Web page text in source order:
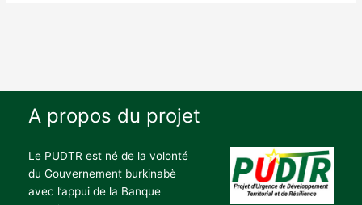
A propos du projet
Le PUDTR est né de la volonté
du Gouvernement burkinabè
avec l’appui de la Banque